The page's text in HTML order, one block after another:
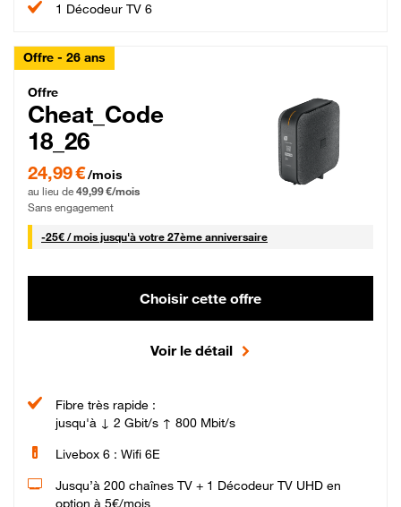
1 Décodeur TV 6
Offre - 26 ans
Cheat_Code Fibre_18_26
Offre
Cheat_Code
18_26
24,99 € par mois pendant 0 mois puis 49,99 € par mois, Sans engagement
24,99 €/mois
au lieu de 49,99 €/mois
Sans engagement
-25€ / mois25 € par mois
jusqu'à votre 27ème anniversaire
Choisir cette offre
Voir le détail
Fibre très rapide :
jusqu'à ↓ 2 Gbit/s ↑ 800 Mbit/s
Livebox 6 : Wifi 6E
Jusqu’à 200 chaînes TV + 1 Décodeur TV UHD en
option à 5€/mois